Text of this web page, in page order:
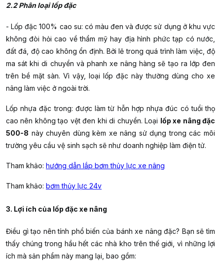
2.2 Phân loại lốp đặc
- Lốp đặc 100% cao su: có màu đen và được sử dụng ở khu vực
không đòi hỏi cao về thẩm mỹ hay địa hình phức tạp có nước,
đất đá, độ cao không ổn định. Bởi lẽ trong quá trình làm việc, độ
ma sát khi di chuyển và phanh xe nâng hàng sẽ tạo ra lớp đen
trên bề mặt sàn. Vì vậy, loại lốp đặc này thường dùng cho xe
nâng làm việc ở ngoài trời.
Lốp nhựa đặc trong: được làm từ hỗn hợp nhựa đúc có tuổi thọ
cao nên không tạo vệt đen khi di chuyển. Loại lốp xe nâng đặc
500-8 này chuyên dùng kèm xe nâng sử dụng trong các môi
trường yêu cầu vệ sinh sạch sẽ như doanh nghiệp làm điện tử.
Tham khảo: hướng dẫn lắp bơm thủy lực xe nâng
Tham khảo: bơm thủy lực 24v
3. Lợi ích của lốp đặc xe nâng
Điều gì tạo nên tính phổ biến của bánh xe nâng đặc? Bạn sẽ tìm
thấy chúng trong hầu hết các nhà kho trên thế giới, vì những lợi
ích mà sản phẩm này mang lại, bao gồm: